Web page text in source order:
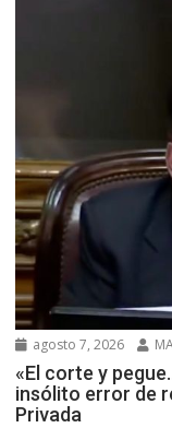
agosto 7, 2026
«El corte y
insólito error de
Privada